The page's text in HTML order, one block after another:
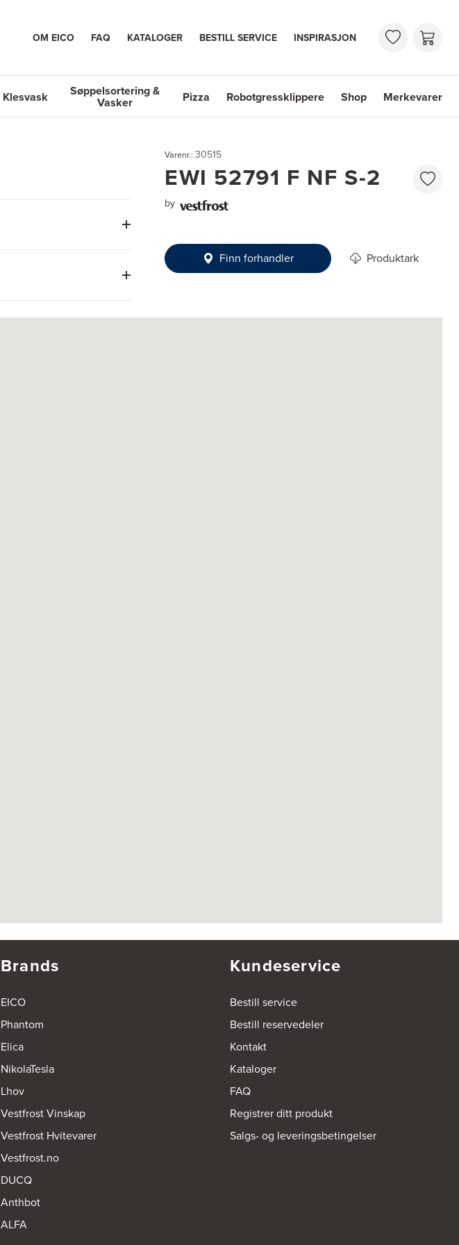
OM EICO FAQ KATALOGER BESTILL SERVICE INSPIRASJON
Klesvask Søppelsortering &
Vasker Pizza Robotgressklippere Shop Merkevarer
Varenr.: 30515
EWI 52791 F NF S-2
by
Finn forhandler Produktark
Brands
EICO
Phantom
Elica
NikolaTesla
Lhov
Vestfrost Vinskap
Vestfrost Hvitevarer
Vestfrost.no
DUCQ
Anthbot
ALFA
Kundeservice
Bestill service
Bestill reservedeler
Kontakt
Kataloger
FAQ
Registrer ditt produkt
Salgs- og leveringsbetingelser